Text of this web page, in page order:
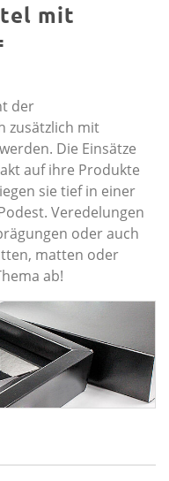
mit
der
zusätzlich mit
Die Einsätze
auf ihre Produkte
sie tief in einer
Veredelungen
oder auch
matten oder
ab!